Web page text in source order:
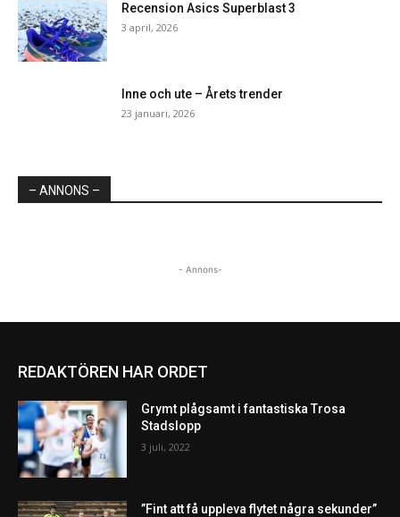
Recension Asics Superblast 3
3 april, 2026
Inne och ute – Årets trender
23 januari, 2026
– ANNONS –
- Annons-
REDAKTÖREN HAR ORDET
Grymt plågsamt i fantastiska Trosa
Stadslopp
3 juli, 2022
”Fint att få uppleva flytet några sekunder”